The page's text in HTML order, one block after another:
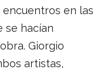
en las
se hacían
Giorgio
artistas,